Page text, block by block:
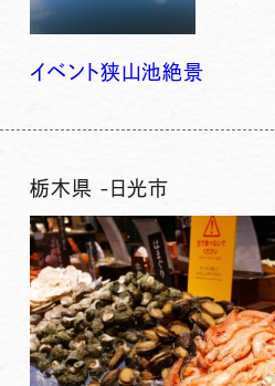
イベント狭山池絶景
栃木県 - 日光市